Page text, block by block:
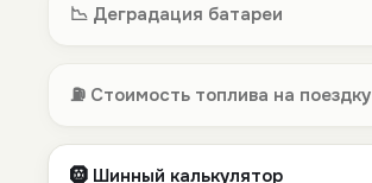
📉 Деградация батареи
⛽ Стоимость топлива на поездку
🛞 Шинный калькулятор